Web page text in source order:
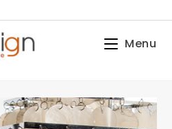
Menu